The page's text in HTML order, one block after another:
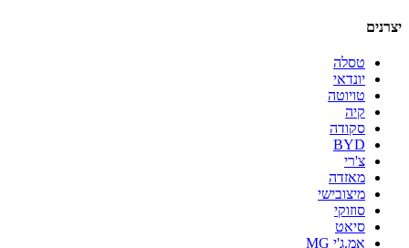
יצרנים
טסלה
יונדאי
טויוטה
קיה
סקודה
BYD
צ'רי
מאזדה
מיצובישי
סוזוקי
סיאט
אמ.ג'י MG